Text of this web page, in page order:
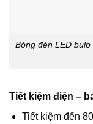
Bóng đèn LED
Tiết kiệm điện –
Tiết kiệm đến